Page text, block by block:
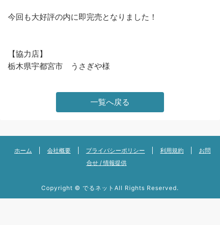
今回も大好評の内に即完売となりました！
【協力店】
栃木県宇都宮市 うさぎや様
一覧へ戻る
ホーム 会社概要 プライバシーポリシー 利用規約
お問
合せ / 情報提供
Copyright © でるネット All Rights Reserved.